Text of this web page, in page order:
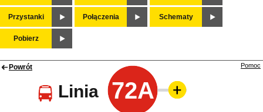
Przystanki Połączenia Schematy
Pobierz
Powrót
Linia 72A
Pomoc